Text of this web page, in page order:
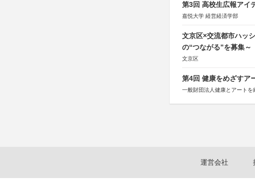
「“よい仕事おこし”フェ
関西文化学術研究都市推
東京難病団体連絡協議会
第3回 高校生広報アイ
嘉悦大学 経営経済学部
文京区×交流都市ハッ
の“つながる”を募集～
文京区
第4回 健康をめざすア
一般財団法人健康とアートを
運営会社